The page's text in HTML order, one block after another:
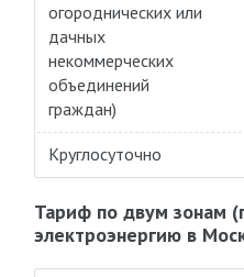
огороднических или
дачных
некоммерческих
объединений
граждан)
Круглосуточно
Тариф по двум зонам
электроэнергию в